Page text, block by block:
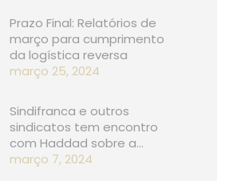
Prazo Final: Relatórios de
março para cumprimento
da logística reversa
março 25, 2024
Sindifranca e outros
sindicatos tem encontro
com Haddad sobre a…
março 7, 2024